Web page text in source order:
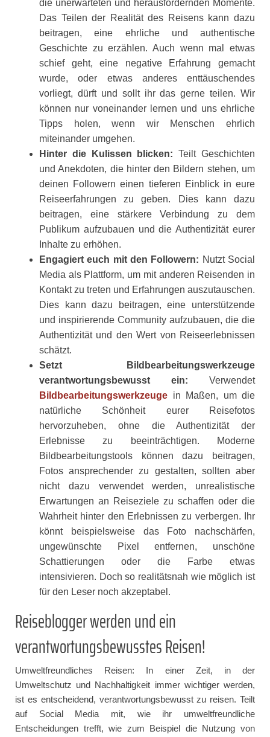
die unerwarteten und herausfordernden Momente.
Das Teilen der Realität des Reisens kann dazu
beitragen, eine ehrliche und authentische
Geschichte zu erzählen. Auch wenn mal etwas
schief geht, eine negative Erfahrung gemacht
wurde, oder etwas anderes enttäuschendes
vorliegt, dürft und sollt ihr das gerne teilen. Wir
können nur voneinander lernen und uns ehrliche
Tipps holen, wenn wir Menschen ehrlich
miteinander umgehen.
Hinter die Kulissen blicken: Teilt Geschichten
und Anekdoten, die hinter den Bildern stehen, um
deinen Followern einen tieferen Einblick in eure
Reiseerfahrungen zu geben. Dies kann dazu
beitragen, eine stärkere Verbindung zu dem
Publikum aufzubauen und die Authentizität eurer
Inhalte zu erhöhen.
Engagiert euch mit den Followern: Nutzt Social
Media als Plattform, um mit anderen Reisenden in
Kontakt zu treten und Erfahrungen auszutauschen.
Dies kann dazu beitragen, eine unterstützende
und inspirierende Community aufzubauen, die die
Authentizität und den Wert von Reiseerlebnissen
schätzt.
Setzt Bildbearbeitungswerkzeuge
verantwortungsbewusst ein: Verwendet
Bildbearbeitungswerkzeuge in Maßen, um die
natürliche Schönheit eurer Reisefotos
hervorzuheben, ohne die Authentizität der
Erlebnisse zu beeinträchtigen. Moderne
Bildbearbeitungstools können dazu beitragen,
Fotos ansprechender zu gestalten, sollten aber
nicht dazu verwendet werden, unrealistische
Erwartungen an Reiseziele zu schaffen oder die
Wahrheit hinter den Erlebnissen zu verbergen. Ihr
könnt beispielsweise das Foto nachschärfen,
ungewünschte Pixel entfernen, unschöne
Schattierungen oder die Farbe etwas
intensivieren. Doch so realitätsnah wie möglich ist
für den Leser noch akzeptabel.
Reiseblogger werden und ein
verantwortungsbewusstes Reisen!
Umweltfreundliches Reisen: In einer Zeit, in der
Umweltschutz und Nachhaltigkeit immer wichtiger werden,
ist es entscheidend, verantwortungsbewusst zu reisen. Teilt
auf Social Media mit, wie ihr umweltfreundliche
Entscheidungen trefft, wie zum Beispiel die Nutzung von